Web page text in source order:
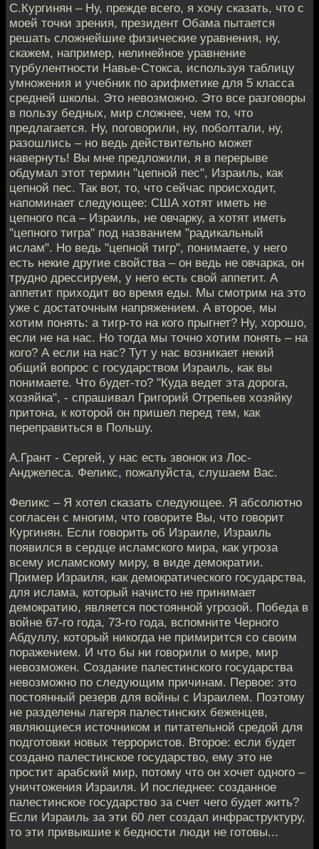
С.Кургинян – Ну, прежде всего, я хочу сказать, что с
моей точки зрения, президент Обама пытается
решать сложнейшие физические уравнения, ну,
скажем, например, нелинейное уравнение
турбулентности Навье-Стокса, используя таблицу
умножения и учебник по арифметике для 5 класса
средней школы. Это невозможно. Это все разговоры
в пользу бедных, мир сложнее, чем то, что
предлагается. Ну, поговорили, ну, поболтали, ну,
разошлись – но ведь действительно может
навернуть! Вы мне предложили, я в перерыве
обдумал этот термин "цепной пес", Израиль, как
цепной пес. Так вот, то, что сейчас происходит,
напоминает следующее: США хотят иметь не
цепного пса – Израиль, не овчарку, а хотят иметь
"цепного тигра" под названием "радикальный
ислам". Но ведь "цепной тигр", понимаете, у него
есть некие другие свойства – он ведь не овчарка, он
трудно дрессируем, у него есть свой аппетит. А
аппетит приходит во время еды. Мы смотрим на это
уже с достаточным напряжением. А второе, мы
хотим понять: а тигр-то на кого прыгнет? Ну, хорошо,
если не на нас. Но тогда мы точно хотим понять – на
кого? А если на нас? Тут у нас возникает некий
общий вопрос с государством Израиль, как вы
понимаете. Что будет-то? "Куда ведет эта дорога,
хозяйка", - спрашивал Григорий Отрепьев хозяйку
притона, к которой он пришел перед тем, как
переправиться в Польшу.
А.Грант - Сергей, у нас есть звонок из Лос-
Анджелеса. Феликс, пожалуйста, слушаем Вас.
Феликс – Я хотел сказать следующее. Я абсолютно
согласен с многим, что говорите Вы, что говорит
Кургинян. Если говорить об Израиле, Израиль
появился в сердце исламского мира, как угроза
всему исламскому миру, в виде демократии.
Пример Израиля, как демократического государства,
для ислама, который начисто не принимает
демократию, является постоянной угрозой. Победа в
войне 67-го года, 73-го года, вспомните Черного
Абдуллу, который никогда не примирится со своим
поражением. И что бы ни говорили о мире, мир
невозможен. Создание палестинского государства
невозможно по следующим причинам. Первое: это
постоянный резерв для войны с Израилем. Поэтому
не разделены лагеря палестинских беженцев,
являющиеся источником и питательной средой для
подготовки новых террористов. Второе: если будет
создано палестинское государство, ему это не
простит арабский мир, потому что он хочет одного –
уничтожения Израиля. И последнее: созданное
палестинское государство за счет чего будет жить?
Если Израиль за эти 60 лет создал инфраструктуру,
то эти привыкшие к бедности люди не готовы...